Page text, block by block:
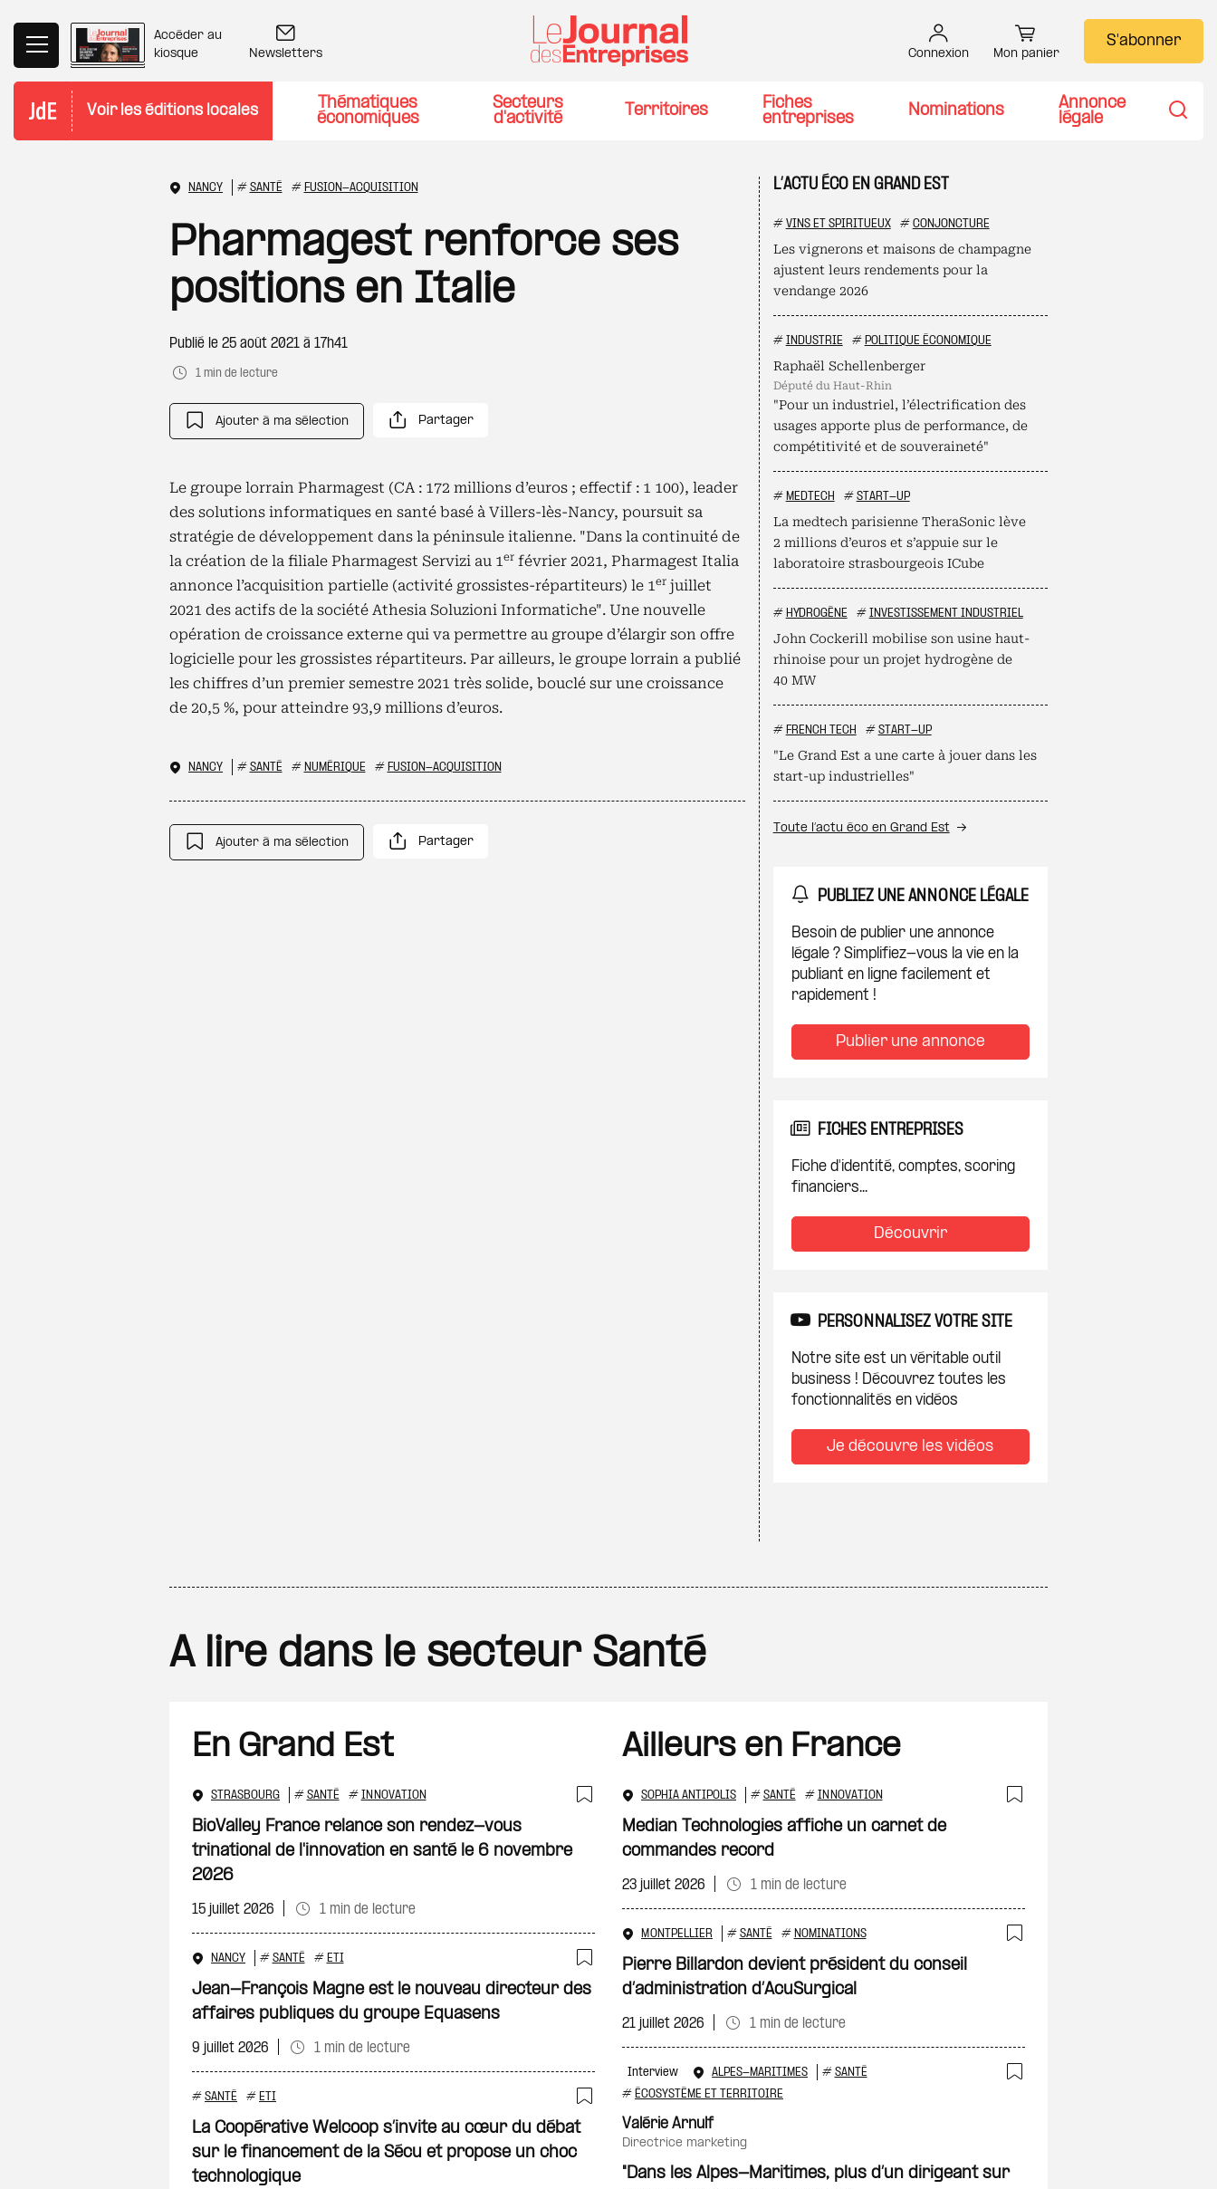
Accéder au
kiosque
Newsletters Connexion Mon panier
S'abonner
Voir les éditions locales
Thématiques
économiques
Secteurs
d'activité
Territoires
Fiches
entreprises
Nominations
Annonce
légale
NANCY # SANTÉ # FUSION-ACQUISITION
Pharmagest renforce ses
positions en Italie
Publié le 25 août 2021 à 17h41
1 min de lecture
Ajouter à ma sélection Partager
Le groupe lorrain Pharmagest (CA : 172 millions d’euros ; effectif : 1 100), leader
des solutions informatiques en santé basé à Villers-lès-Nancy, poursuit sa
stratégie de développement dans la péninsule italienne. "Dans la continuité de
la création de la filiale Pharmagest Servizi au 1er février 2021, Pharmagest Italia
annonce l’acquisition partielle (activité grossistes-répartiteurs) le 1er juillet
2021 des actifs de la société Athesia Soluzioni Informatiche". Une nouvelle
opération de croissance externe qui va permettre au groupe d’élargir son offre
logicielle pour les grossistes répartiteurs. Par ailleurs, le groupe lorrain a publié
les chiffres d’un premier semestre 2021 très solide, bouclé sur une croissance
de 20,5 %, pour atteindre 93,9 millions d’euros.
NANCY # SANTÉ # NUMÉRIQUE # FUSION-ACQUISITION
Ajouter à ma sélection Partager
L’ACTU ÉCO EN GRAND EST
# VINS ET SPIRITUEUX # CONJONCTURE
Les vignerons et maisons de champagne
ajustent leurs rendements pour la
vendange 2026
# INDUSTRIE # POLITIQUE ÉCONOMIQUE
Raphaël Schellenberger
député du Haut-Rhin
"Pour un industriel, l’électrification des
usages apporte plus de performance, de
compétitivité et de souveraineté"
# MEDTECH # START-UP
La medtech parisienne TheraSonic lève
2 millions d’euros et s’appuie sur le
laboratoire strasbourgeois ICube
# HYDROGÈNE # INVESTISSEMENT INDUSTRIEL
John Cockerill mobilise son usine haut-
rhinoise pour un projet hydrogène de
40 MW
# FRENCH TECH # START-UP
"Le Grand Est a une carte à jouer dans les
start-up industrielles"
Toute l’actu éco en Grand Est
PUBLIEZ UNE ANNONCE LÉGALE
Besoin de publier une annonce
légale ? Simplifiez-vous la vie en la
publiant en ligne facilement et
rapidement !
Publier une annonce
FICHES ENTREPRISES
Fiche d'identité, comptes, scoring
financiers...
Découvrir
PERSONNALISEZ VOTRE SITE
Notre site est un véritable outil
business ! Découvrez toutes les
fonctionnalités en vidéos
Je découvre les vidéos
A lire dans le secteur Santé
En Grand Est
STRASBOURG # SANTÉ # INNOVATION
Ajouter à ma sélection
BioValley France relance son rendez-vous
trinational de l'innovation en santé le 6 novembre
2026
15 juillet 2026 1 min de lecture
NANCY # SANTÉ # ETI
Ajouter à ma sélection
Jean-François Magne est le nouveau directeur des
affaires publiques du groupe Equasens
9 juillet 2026 1 min de lecture
# SANTÉ # ETI
Ajouter à ma sélection
La Coopérative Welcoop s’invite au cœur du débat
sur le financement de la Sécu et propose un choc
technologique
Ailleurs en France
SOPHIA ANTIPOLIS # SANTÉ # INNOVATION
Median Technologies affiche un carnet de
commandes record
23 juillet 2026 1 min de lecture
MONTPELLIER # SANTÉ # NOMINATIONS
Pierre Billardon devient président du conseil
d’administration d’AcuSurgical
21 juillet 2026 1 min de lecture
Interview ALPES-MARITIMES # SANTÉ
# ÉCOSYSTÈME ET TERRITOIRE
Valérie Arnulf
directrice marketing
"Dans les Alpes-Maritimes, plus d’un dirigeant sur